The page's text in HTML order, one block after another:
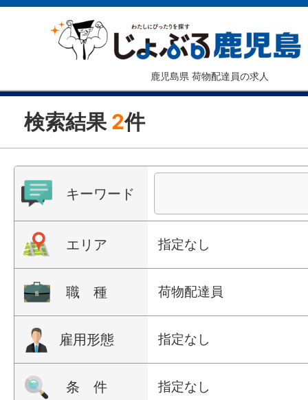
鹿児島県 荷物配達員の求人
検索結果 2件
キーワード
エリア 指定なし
職 種 荷物配達員
雇用形態 指定なし
条 件 指定なし